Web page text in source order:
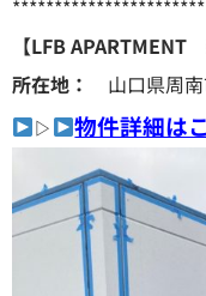
【LFB APARTMENT
所在地：
山口県周
▷
物件詳細は